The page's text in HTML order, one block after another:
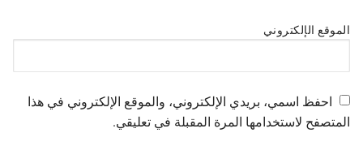
الموقع الإلكتروني
احفظ اسمي، بريدي الإلكتروني، والموقع الإلكتروني في هذا
المتصفح لاستخدامها المرة المقبلة في تعليقي.